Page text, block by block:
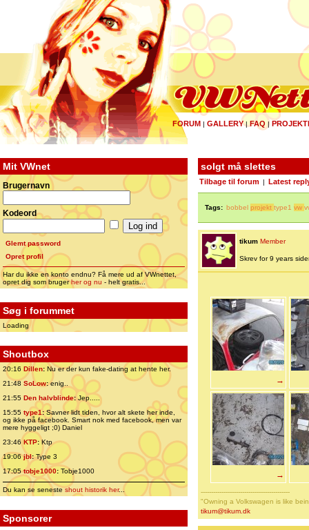
FORUM | GALLERY|FAQ |
Mit VWnet
Brugernavn
Kodeord
Glemt password
Opret profil
Har du ikke en konto endnu? Få mere ud af VWnettet,
opret dig som brugerher og nu - helt gratis...
Søg i forummet
Loading
Shoutbox
20:16 Dillen: Nu er der kun fake-dating at hente her.
21:48 SoLow:enig..
21:55 Den halvblinde:Jep.....
15:55 type1:Savner lidt tiden, hvor alt skete her inde,
og ikke på facebook. Smart nok med facebook, men var
mere hyggeligt ;0) Daniel
23:46 KTP:Ktp
19:06jbl:Type 3
17:05tobje1000: Tobje1000
Du kan se senesteshout historik her...
Sponsorer
solgt må slettes
Tilbage til forum Latest
Tags: bobbel projekt type1 vw
tikum Member
Skrev for 9 years
→
→
-------------------------------------------
"Owning a Volkswagen is like
tikum@tikum.dk